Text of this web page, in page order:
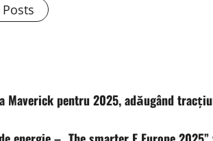
Maverick pentru 2025, adăugând